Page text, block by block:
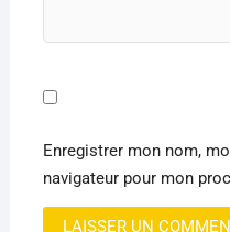
Enregistrer mon nom,
navigateur pour mon